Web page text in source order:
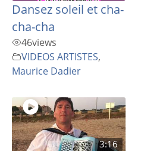
Dansez soleil et cha-
cha-cha
46views
VIDEOS ARTISTES,
Maurice Dadier
3:16